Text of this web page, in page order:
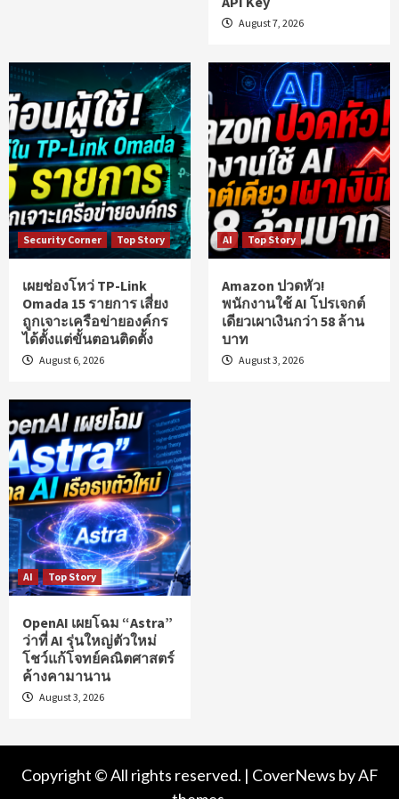
August 7, 2026
Security Corner Top Story
เผยช่องโหว่ TP-Link
Omada 15 รายการ เสี่ยง
ถูกเจาะเครือข่ายองค์กร
ได้ตั้งแต่ขั้นตอนติดตั้ง
August 6, 2026
AI Top Story
Amazon ปวดหัว!
พนักงานใช้ AI โปรเจกต์
เดียวเผาเงินกว่า 58 ล้าน
บาท
August 3, 2026
AI Top Story
OpenAI เผยโฉม “Astra”
ว่าที่ AI รุ่นใหญ่ตัวใหม่
โชว์แก้โจทย์คณิตศาสตร์
ค้างคามานาน
August 3, 2026
Copyright © All rights reserved. | CoverNews by AF